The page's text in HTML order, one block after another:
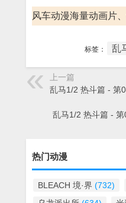
风车动漫海量动画片
标签： 乱
上一篇
乱马1/2 热斗篇 - 第
乱马1/2 热斗篇 -
热门动漫
BLEACH 境·界 (732)